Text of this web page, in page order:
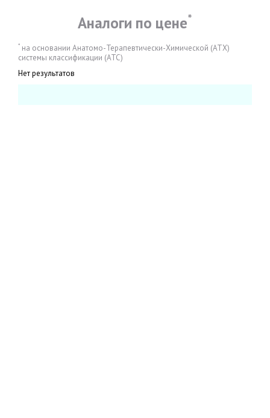
Аналоги по цене*
* на основании Анатомо-Терапевтически-Химической (АТХ)
системы классификации (АТС)
Нет результатов